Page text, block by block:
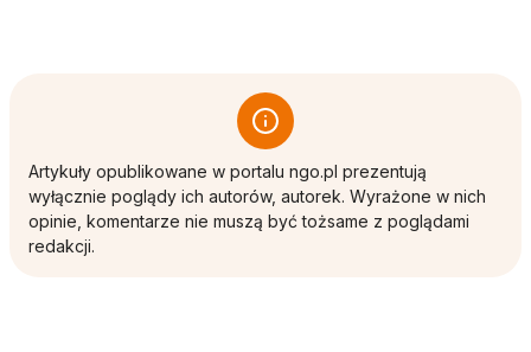
Artykuły opublikowane w portalu ngo.pl prezentują
wyłącznie poglądy ich autorów, autorek. Wyrażone w nich
opinie, komentarze nie muszą być tożsame z poglądami
redakcji.